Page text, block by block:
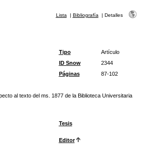
Lista | Bibliografía | Detalles
Tipo
Artículo
ID Snow
2344
Páginas
87-102
al texto del ms. 1877 de la Biblioteca Universitaria
Tesis
Editor